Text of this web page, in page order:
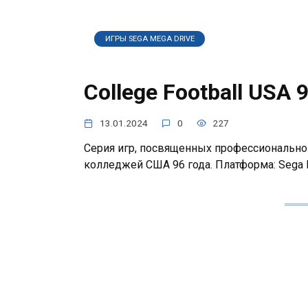
ИГРЫ SEGA MEGA DRIVE
College Football USA
13.01.2024 0 227
Серия игр, посвященных
колледжей США 96 года. Платформа: Sega